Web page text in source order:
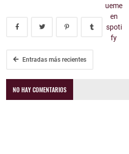
Entradas más recientes
NO HAY COMENTARIOS